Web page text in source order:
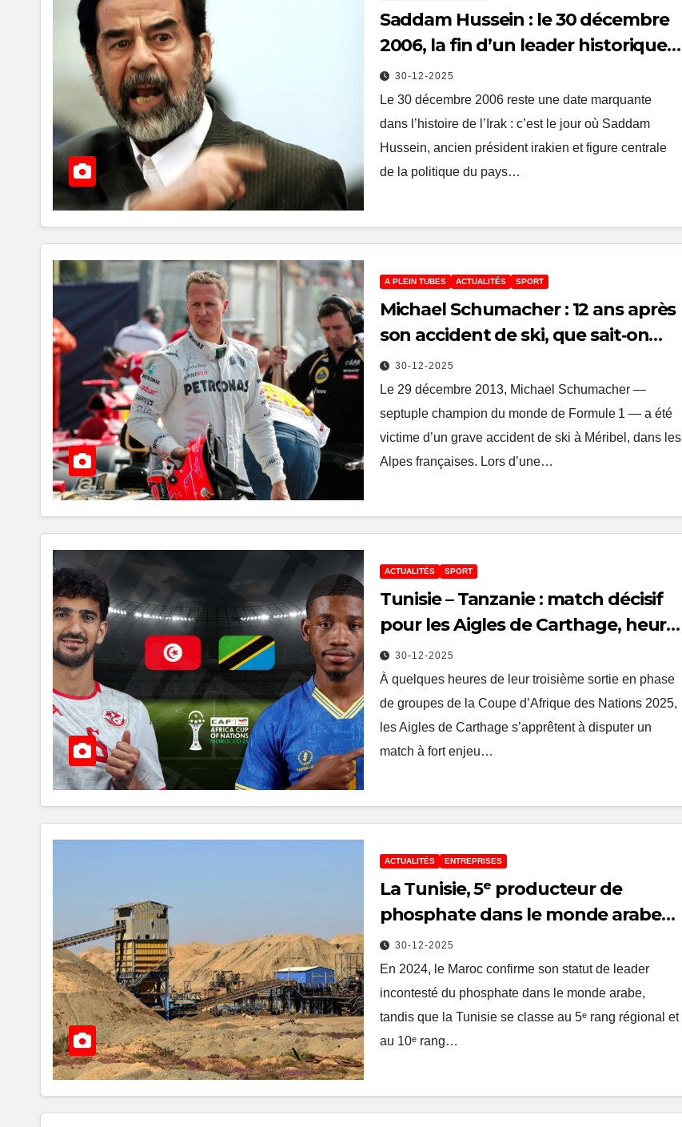
Saddam Hussein : le 30 décembre
2006, la fin d’un leader historique
de l’Irak
30-12-2025
Le 30 décembre 2006 reste une date marquante
dans l’histoire de l’Irak : c’est le jour où Saddam
Hussein, ancien président irakien et figure centrale
de la politique du pays…
A PLEIN TUBES ACTUALITÉS SPORT
Michael Schumacher : 12 ans après
son accident de ski, que sait‑on
vraiment ?
30-12-2025
Le 29 décembre 2013, Michael Schumacher —
septuple champion du monde de Formule 1 — a été
victime d’un grave accident de ski à Méribel, dans les
Alpes françaises. Lors d’une…
ACTUALITÉS SPORT
Tunisie – Tanzanie : match décisif
pour les Aigles de Carthage, heure
et onze probable
30-12-2025
À quelques heures de leur troisième sortie en phase
de groupes de la Coupe d’Afrique des Nations 2025,
les Aigles de Carthage s’apprêtent à disputer un
match à fort enjeu…
ACTUALITÉS ENTREPRISES
La Tunisie, 5ᵉ producteur de
phosphate dans le monde arabe
en 2024
30-12-2025
En 2024, le Maroc confirme son statut de leader
incontesté du phosphate dans le monde arabe,
tandis que la Tunisie se classe au 5ᵉ rang régional et
au 10ᵉ rang…